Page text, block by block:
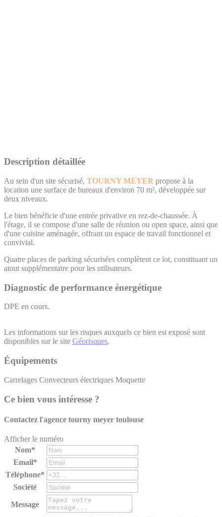
Description détaillée
Au sein d'un site sécurisé, TOURNY MEYER propose à la
location une surface de bureaux d'environ 70 m², développée sur
deux niveaux.
Le bien bénéficie d'une entrée privative en rez-de-chaussée. À
l'étage, il se compose d'une salle de réunion ou open space, ainsi que
d'une cuisine aménagée, offrant un espace de travail fonctionnel et
convivial.
Quatre places de parking sécurisées complètent ce lot, constituant un
atout supplémentaire pour les utilisateurs.
Diagnostic de performance énergétique
DPE en cours.
Les informations sur les risques auxquels ce bien est exposé sont
disponibles sur le site Géorisques.
Équipements
Carrelages Convecteurs électriques Moquette
Ce bien vous intéresse ?
Contactez l'agence tourny meyer toulouse
Afficher le numéro
Nom*
Email*
Téléphone*
Société
Message